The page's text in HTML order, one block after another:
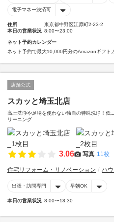
電子マネー決済可
住所
東京都中野区江原町2-23-2
本日の営業状況 8:00〜23:00
ネット予約カレンダー
ネット予約で最大10,000円分のAmazonギフト
店舗公式
スカッと埼玉北店
高圧洗浄や足場を使わない独自の特殊洗浄！低
リーニング
3.06 写真 11枚
住宅リフォーム・リノベーション ハ
出張・訪問専門 早朝OK
本日の営業状況 8:00〜18:30